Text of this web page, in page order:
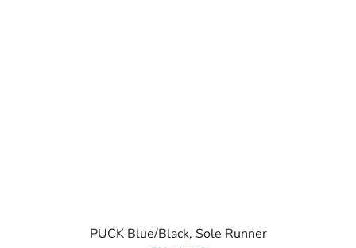
PUCK Blue/Black, Sole Runner